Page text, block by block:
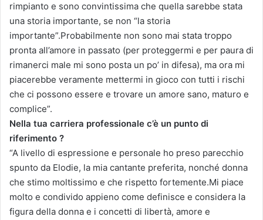
rimpianto e sono convintissima che quella sarebbe stata
una storia importante, se non “la storia
importante”.Probabilmente non sono mai stata troppo
pronta all’amore in passato (per proteggermi e per paura di
rimanerci male mi sono posta un po’ in difesa), ma ora mi
piacerebbe veramente mettermi in gioco con tutti i rischi
che ci possono essere e trovare un amore sano, maturo e
complice”.
Nella tua carriera professionale c’è un punto di
riferimento ?
“A livello di espressione e personale ho preso parecchio
spunto da Elodie, la mia cantante preferita, nonché donna
che stimo moltissimo e che rispetto fortemente.Mi piace
molto e condivido appieno come definisce e considera la
figura della donna e i concetti di libertà, amore e